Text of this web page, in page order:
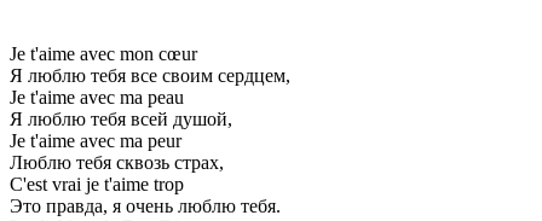
Je t'aime avec mon cœur
Я люблю тебя все своим сердцем,
Je t'aime avec ma peau
Я люблю тебя всей душой,
Je t'aime avec ma peur
Люблю тебя сквозь страх,
C'est vrai je t'aime trop
Это правда, я очень люблю тебя.